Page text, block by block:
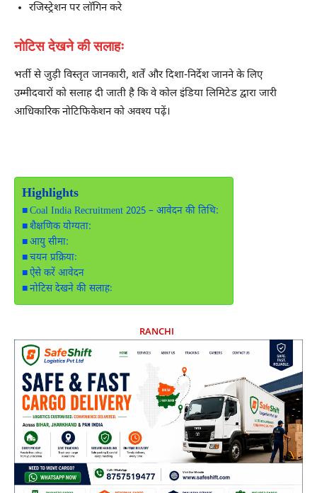
रजिस्ट्रेशन पर लाॅगिन करे
नोटिस देखने की सलाहः
भर्ती से जुड़ी विस्तृत जानकारी, शर्तें और दिशा-निर्देश जानने के लिए
उम्मीदवारों को सलाह दी जाती है कि वे कोल इंडिया लिमिटेड द्वारा जारी
आधिकारिक नोटिफिकेशन को अवश्य पढ़ें।
Highlights
Coal India Recruitment 2025 – आवेदन की तिथि:
शैक्षणिक योग्यता:
आयु सीमा:
चयन प्रक्रियाः
ऐसे करें आवेदन
नोटिस देखने की सलाहः
RANCHI